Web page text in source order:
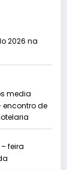
2026 na
media
encontro de
feira